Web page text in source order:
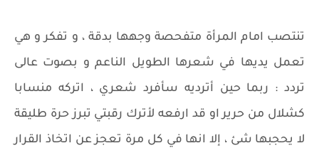
تنتصب امام المرأة متفحصة وجهها بدقة ، و تفكر و هي
تعمل يديها في شعرها الطويل الناعم و بصوت عالى
تردد : ربما حين أترديه سأفرد شعري ، اتركه منسابا
كشلال من حرير او قد ارفعه لأترك رقبتي تبرز حرة طليقة
لا يحجبها شئ ، إلا انها في كل مرة تعجز عن اتخاذ القرار